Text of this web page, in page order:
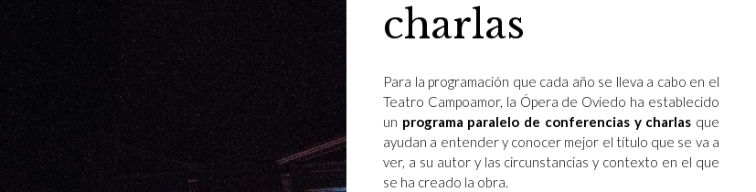
charlas
Para la programación que cada año se lleva a cabo en el
Teatro Campoamor, la Ópera de Oviedo ha establecido
un programa paralelo de conferencias y charlas que
ayudan a entender y conocer mejor el título que se va a
ver, a su autor y las circunstancias y contexto en el que
se ha creado la obra.